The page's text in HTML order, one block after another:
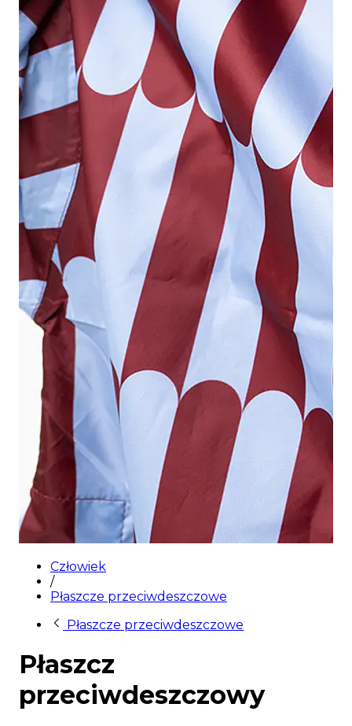
Człowiek
/
Płaszcze przeciwdeszczowe
Płaszcze przeciwdeszczowe
Płaszcz
przeciwdeszczowy